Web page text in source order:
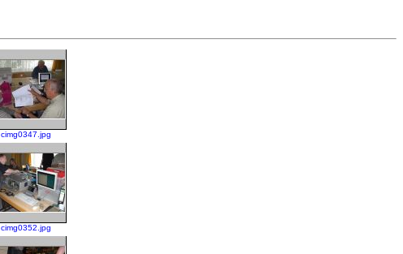
cimg0347.jpg
cimg0352.jpg